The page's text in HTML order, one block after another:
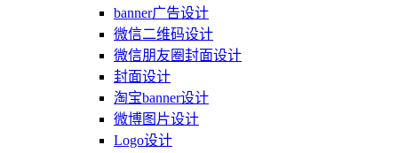
banner广告设计
微信二维码设计
微信朋友圈封面设计
封面设计
淘宝banner设计
微博图片设计
Logo设计